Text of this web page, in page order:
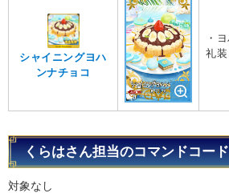
シャイニングヨハ
ンナチョコ
・
礼
くらはさん担当のコマンドコード
対象なし